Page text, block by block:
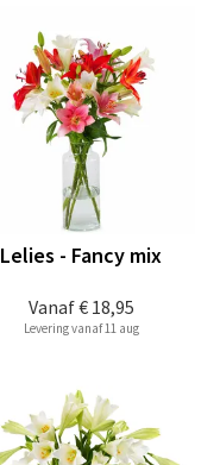
Vanaf€ 18,95
Lelies - Fancy mix
Levering vanaf 11 aug